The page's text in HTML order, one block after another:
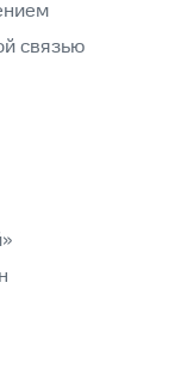
связью